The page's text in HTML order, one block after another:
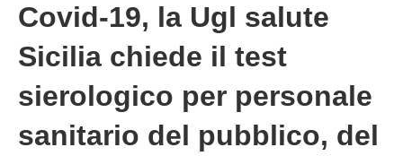
Covid-19, la Ugl salute
Sicilia chiede il test
sierologico per personale
sanitario del pubblico, del